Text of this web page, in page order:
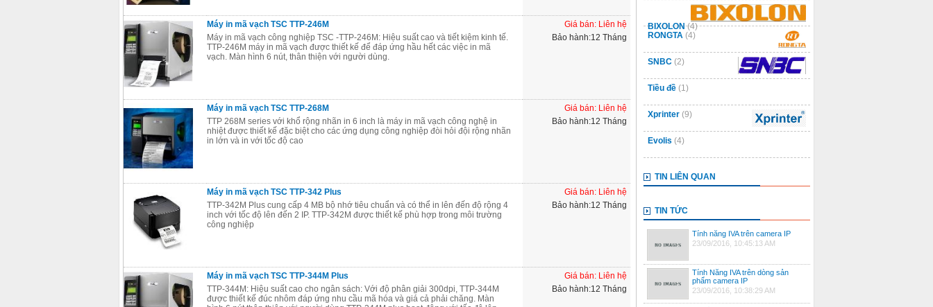
Máy in mã vạch TSC TTP-246M
Máy in mã vạch công nghiệp TSC -TTP-246M: Hiệu suất cao và tiết kiệm kinh tế.
TTP-246M máy in mã vạch được thiết kế để đáp ứng hầu hết các việc in mã
vạch. Màn hình 6 nút, thân thiện với người dùng.
Giá bán: Liên hệ
Bảo hành:12 Tháng
Máy in mã vạch TSC TTP-268M
TTP 268M series với khổ rộng nhãn in 6 inch là máy in mã vạch công nghệ in
nhiệt được thiết kế đặc biệt cho các ứng dụng công nghiệp đòi hỏi đội rộng nhãn
in lớn và in với tốc độ cao
Giá bán: Liên hệ
Bảo hành:12 Tháng
Máy in mã vạch TSC TTP-342 Plus
TTP-342M Plus cung cấp 4 MB bộ nhớ tiêu chuẩn và có thể in lên đến độ rộng 4
inch với tốc độ lên đến 2 IP. TTP-342M được thiết kế phù hợp trong môi trường
công nghiệp
Giá bán: Liên hệ
Bảo hành:12 Tháng
Máy in mã vạch TSC TTP-344M Plus
TTP-344M: Hiệu suất cao cho ngân sách: Với độ phân giải 300dpi, TTP-344M
được thiết kế đúc nhôm đáp ứng nhu cầu mã hóa và giá cả phải chăng. Màn
Giá bán: Liên hệ
Bảo hành:12 Tháng
BIXOLON (4)
RONGTA (4)
SNBC (2)
Tiều đề (1)
Xprinter (9)
Evolis (4)
TIN LIÊN QUAN
TIN TỨC
Tính năng IVA trên camera IP
23/09/2016, 10:45:13 AM
Tính Năng IVA trên dòng sản
phẩm camera IP
23/09/2016, 10:38:29 AM